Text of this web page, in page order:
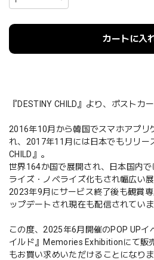
カートに入
『DESTINY CHILD』より、ポストカ
2016年10月から韓国でスマホアプリ
れ、2017年11月には日本でもリリー
CHILD』。
世界164か国で展開され、日本国内
ライズ・ノベライズ化もされ幅広い
2023年9月にサービス終了後も観賞
ップデートされ現在も配信されていま
この度、2025年6月開催のPOP UPイ
イルド』Memories Exhibitionにて販
もお買い求めいただけることになりま